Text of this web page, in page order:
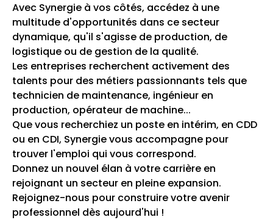
Avec Synergie à vos côtés, accédez à une
multitude d'opportunités dans ce secteur
dynamique, qu'il s'agisse de production, de
logistique ou de gestion de la qualité.
Les entreprises recherchent activement des
talents pour des métiers passionnants tels que
technicien de maintenance, ingénieur en
production, opérateur de machine...
Que vous recherchiez un poste en intérim, en CDD
ou en CDI, Synergie vous accompagne pour
trouver l'emploi qui vous correspond.
Donnez un nouvel élan à votre carrière en
rejoignant un secteur en pleine expansion.
Rejoignez-nous pour construire votre avenir
professionnel dès aujourd'hui !